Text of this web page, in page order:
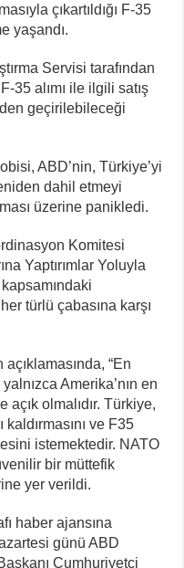
çıkartıldığı F-35
yaşandı.
Servisi tarafından
35 alımı ile ilgili satış
geçirilebileceği
ABD’nin, Türkiye’yi
dahil etmeyi
üzerine panikledi.
Komitesi
Yaptırımlar Yoluyla
türlü çabasına karşı
“En
Amerika’nın en
olmalıdır. Türkiye,
kaldırmasını ve F35
istemektedir. NATO
bir müttefik
yer verildi.
haber ajansına
günü ABD
Cumhuriyetçi